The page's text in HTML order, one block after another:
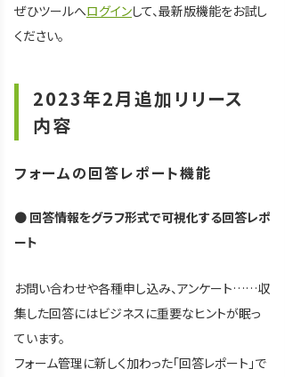
ぜひツールへログインして、最新版機能をお試し
ください。
2023年2月追加リリース
内容
フォームの回答レポート機能
● 回答情報をグラフ形式で可視化する回答レポ
ート
お問い合わせや各種申し込み、アンケート……収
集した回答にはビジネスに重要なヒントが眠っ
ています。
フォーム管理に新しく加わった「回答レポート」で